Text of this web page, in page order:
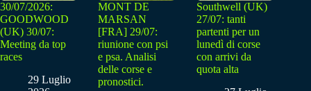
30/07/2026:
GOODWOOD
(UK) 30/07:
Meeting da top
races
29 Luglio
MONT DE
MARSAN
[FRA] 29/07:
riunione con psi
e psa. Analisi
delle corse e
pronostici.
Southwell (UK)
27/07: tanti
partenti per un
lunedì di corse
con arrivi da
quota alta